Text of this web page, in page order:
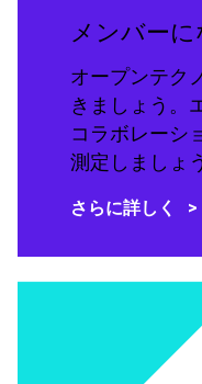
メンバーに
オープンテク
きましょう。
コラボレーシ
測定しましょう
さらに詳しく